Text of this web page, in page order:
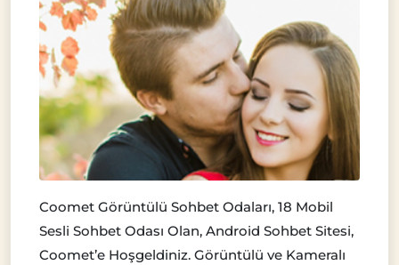
Coomet Görüntülü Sohbet Odaları, 18 Mobil
Sesli Sohbet Odası Olan, Android Sohbet Sitesi,
Coomet’e Hoşgeldiniz. Görüntülü ve Kameralı